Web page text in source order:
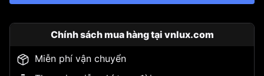
Chính sách mua hàng tại vnlux.com
Miễn phí vận chuyển